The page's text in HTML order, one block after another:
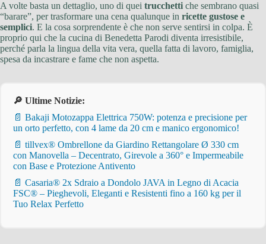
A volte basta un dettaglio, uno di quei trucchetti che sembrano quasi
“barare”, per trasformare una cena qualunque in ricette gustose e
semplici. E la cosa sorprendente è che non serve sentirsi in colpa. È
proprio qui che la cucina di Benedetta Parodi diventa irresistibile,
perché parla la lingua della vita vera, quella fatta di lavoro, famiglia,
spesa da incastrare e fame che non aspetta.
🔎 Ultime Notizie:
📄 Bakaji Motozappa Elettrica 750W: potenza e precisione per
un orto perfetto, con 4 lame da 20 cm e manico ergonomico!
📄 tillvex® Ombrellone da Giardino Rettangolare Ø 330 cm
con Manovella – Decentrato, Girevole a 360° e Impermeabile
con Base e Protezione Antivento
📄 Casaria® 2x Sdraio a Dondolo JAVA in Legno di Acacia
FSC® – Pieghevoli, Eleganti e Resistenti fino a 160 kg per il
Tuo Relax Perfetto